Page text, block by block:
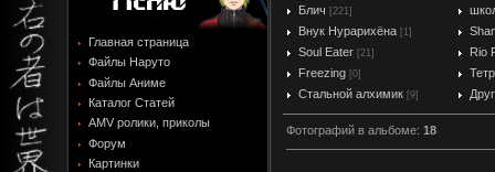
Главная страница
Файлы Наруто
Файлы Аниме
Каталог Статей
AMV ролики, приколы
Форум
Картинки
Блич [221]
Внук Нурарихёна [1]
Soul Eater [21]
Rio
Freezing [0]
Стальной алхимик [9]
Фотографий в альбоме: 18